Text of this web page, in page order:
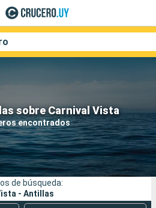
sobre Carnival Vista
encontrados
Compañías
Buscar
de búsqueda:
- Antillas